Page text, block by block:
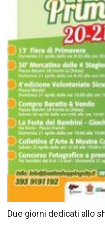
Due giorni dedicati allo